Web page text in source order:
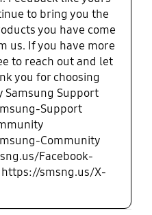
to bring you the
you have come
us. If you have more
to reach out and let
you for choosing
Samsung Support
Support
Community
Facebook-
https://smsng.us/X-